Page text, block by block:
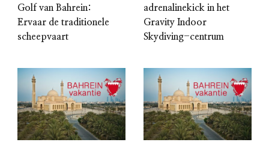
Golf van Bahrein:
Ervaar de traditionele
scheepvaart
adrenalinekick in het
Gravity Indoor
Skydiving-centrum